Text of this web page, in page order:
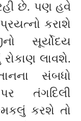
છે. પણ હવે
કરાશે
સૂર્યોદય
રોકાણ લાવશે.
સંબધો
તંગદિલી
કરશે તો